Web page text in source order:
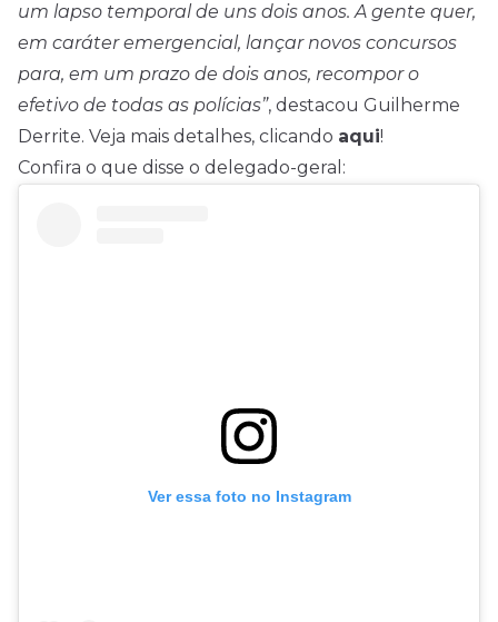
um lapso temporal de uns dois anos. A gente quer,
em caráter emergencial, lançar novos concursos
para, em um prazo de dois anos, recompor o
efetivo de todas as polícias”, destacou Guilherme
Derrite. Veja mais detalhes, clicando aqui!
Confira o que disse o delegado-geral:
Ver essa foto no Instagram